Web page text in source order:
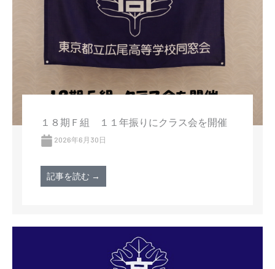
１８期Ｆ組 １１年振りにクラス会を開催
2026年6月30日
記事を読む →